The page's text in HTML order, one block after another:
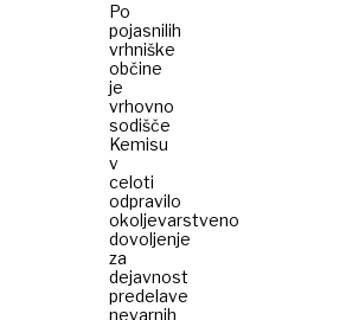
Po
pojasnilih
vrhniške
občine
je
vrhovno
sodišče
Kemisu
v
celoti
odpravilo
okoljevarstveno
dovoljenje
za
dejavnost
predelave
nevarnih